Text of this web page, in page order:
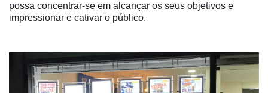
possa concentrar-se em alcançar os seus objetivos e
impressionar e cativar o público.